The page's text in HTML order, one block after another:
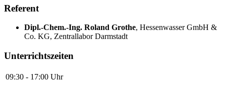
Referent
Dipl.-Chem.-Ing. Roland Grothe, Hessenwasser GmbH &
Co. KG, Zentrallabor Darmstadt
Unterrichtszeiten
09:30 - 17:00 Uhr